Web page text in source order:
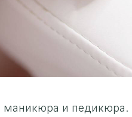
маникюра и